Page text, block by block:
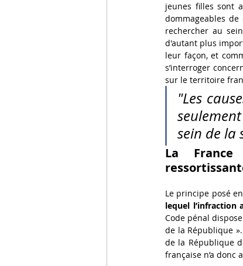
jeunes filles sont
dommageables
rechercher au
d'autant plus
leur façon, et
s’interroger
sur le territoire
"Les
sein de la
La
Le principe posé
lequel l’infraction
Code pénal
de la République
de la République
française n’a donc